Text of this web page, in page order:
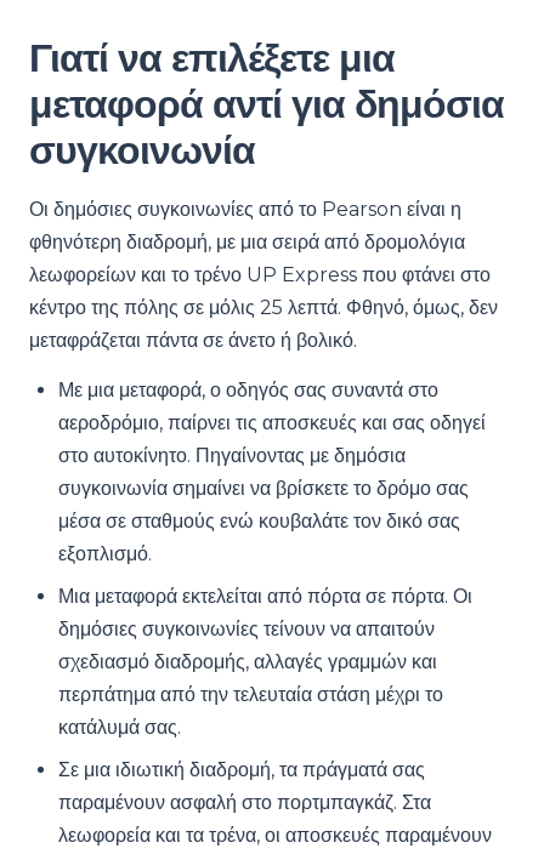
Γιατί να επιλέξετε μια
μεταφορά αντί για δημόσια
συγκοινωνία
Οι δημόσιες συγκοινωνίες από το Pearson είναι η
φθηνότερη διαδρομή, με μια σειρά από δρομολόγια
λεωφορείων και το τρένο UP Express που φτάνει στο
κέντρο της πόλης σε μόλις 25 λεπτά. Φθηνό, όμως, δεν
μεταφράζεται πάντα σε άνετο ή βολικό.
Με μια μεταφορά, ο οδηγός σας συναντά στο
αεροδρόμιο, παίρνει τις αποσκευές και σας οδηγεί
στο αυτοκίνητο. Πηγαίνοντας με δημόσια
συγκοινωνία σημαίνει να βρίσκετε το δρόμο σας
μέσα σε σταθμούς ενώ κουβαλάτε τον δικό σας
εξοπλισμό.
Μια μεταφορά εκτελείται από πόρτα σε πόρτα. Οι
δημόσιες συγκοινωνίες τείνουν να απαιτούν
σχεδιασμό διαδρομής, αλλαγές γραμμών και
περπάτημα από την τελευταία στάση μέχρι το
κατάλυμά σας.
Σε μια ιδιωτική διαδρομή, τα πράγματά σας
παραμένουν ασφαλή στο πορτμπαγκάζ. Στα
λεωφορεία και τα τρένα, οι αποσκευές παραμένουν